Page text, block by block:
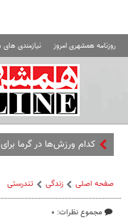
روزنامه همشهری امروز نیازمندی
کدام ورزش‌ها در گرما
صفحه اصلی زندگی تندرستی
مجموع نظرات: ۰